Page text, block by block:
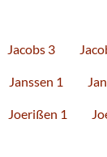
Jacobs 3
Janssen 1
Joerißen 1